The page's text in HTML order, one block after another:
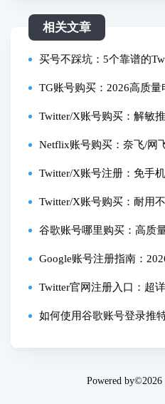
相关文章
买号不踩坑：5个靠谱的
评！
TG账号购买：2026高质量
Twitter/X账号购买：解敏
Netflix账号购买：奈飞/网
Twitter/X账号注册：免手
Twitter/X账号购买：耐用
谷歌账号哪里购买：高质
Google账号注册指南：
Twitter官网注册入口：超
如何使用谷歌账号登录推
Powered by©2026